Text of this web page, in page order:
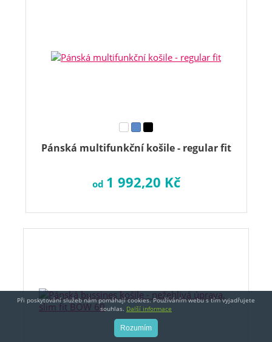
Pánská multifunkční košile - regular fit
od 1 992,20 Kč
Při poskytování služeb nám pomáhají cookies. Používáním webu s tím vyjadřujete
souhlas. Další informace
Rozumím